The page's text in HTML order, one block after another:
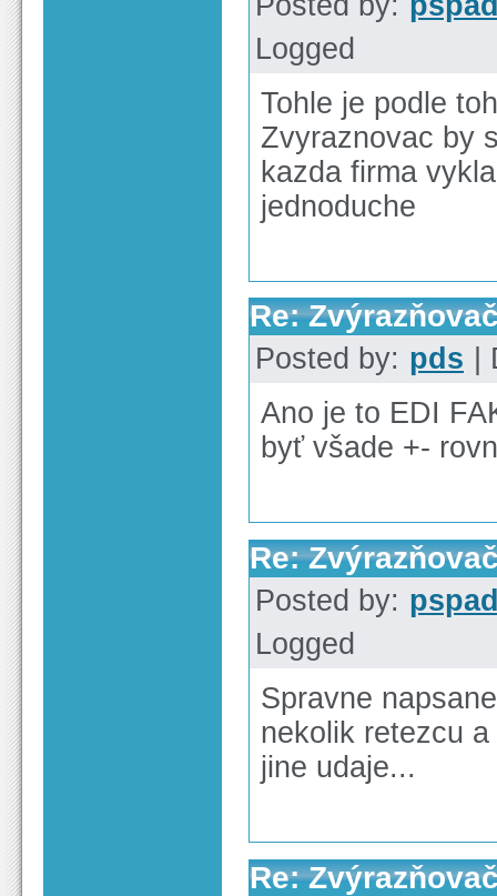
Logged
Tohle je podle
Zvyraznovac by
kazda firma
jednoduche
Re:
Posted by: pds |
Ano je to EDI
byť všade +-
Re:
Posted by:
Logged
Spravne
nekolik retezcu
jine udaje...
Re: